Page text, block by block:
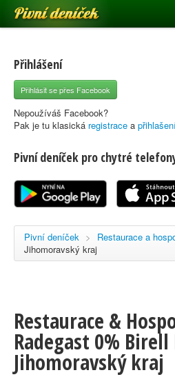
Pivní deníček
Pivní mapa
Pivní značky
Nápověda
Registrace
Přihlášení
Přihlásit se přes Facebook
Nepoužíváš Facebook?
Pak je tu klasická registrace a
Pivní deníček pro chytré
Pivní deníček > Restaurace a
Jihomoravský kraj
Restaurace &
Radegast 0%
Jihomoravský kraj